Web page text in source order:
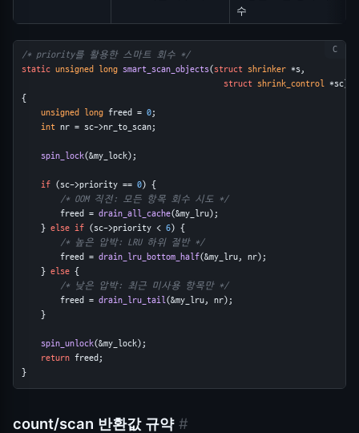
수
/* priority를 활용한 스마트 회수 */
static unsigned long smart_scan_objects(struct shrinker *s,
struct shrink_control *sc)
{
unsigned long freed = 0;
int nr = sc->nr_to_scan;
spin_lock(&my_lock);
if (sc->priority == 0) {
/* OOM 직전: 모든 항목 회수 시도 */
        freed =
drain_all_cache(&my_lru);
    }
else if (sc->priority < 6) {
/* 높은 압박: LRU 하위 절반 */
        freed =
drain_lru_bottom_half(&my_lru, nr);
    }
else {
/* 낮은 압박: 최근 미사용 항목만 */
        freed =
drain_lru_tail(&my_lru, nr);
    }
spin_unlock(&my_lock);
return freed;
}
count/scan 반환값 규약 #